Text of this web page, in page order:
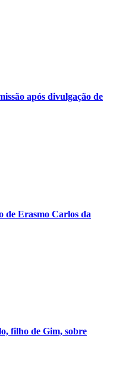
após divulgação de
de Erasmo Carlos da
filho de Gim, sobre